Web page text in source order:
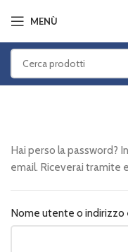
MENÙ
Hai perso la password?
email. Riceverai tramite
Nome utente o indirizzo